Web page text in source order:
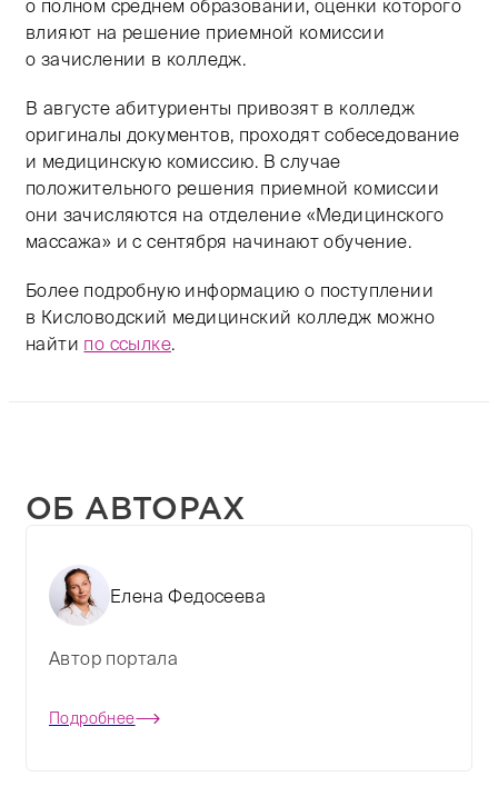
о полном среднем образовании, оценки которого
влияют на решение приемной комиссии
о зачислении в колледж.
В августе абитуриенты привозят в колледж
оригиналы документов, проходят собеседование
и медицинскую комиссию. В случае
положительного решения приемной комиссии
они зачисляются на отделение «Медицинского
массажа» и с сентября начинают обучение.
Более подробную информацию о поступлении
в Кисловодский медицинский колледж можно
найти по ссылке
ОБ АВТОРАХ
Елена Федосеева
Автор портала
Подробнее